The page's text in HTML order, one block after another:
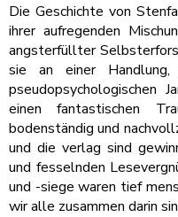
Die Geschichte von
ihrer aufregenden
angsterfüllter
sie an einer
pseudopsychologischen
einen fantastischen
bodenständig und
und die verlag sind
und fesselnden
und -siege waren tief
wir alle zusammen darin